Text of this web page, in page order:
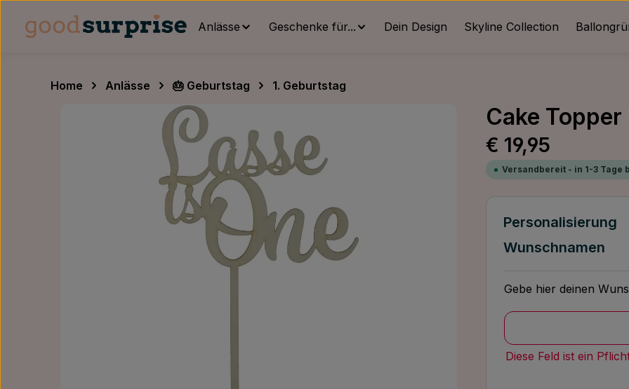
Hauptinhalt springen
Zur Hauptnavigation springen
Anlässe Geschenke für... Dein Design Skyline Collection
Home Anlässe 🎂 Geburtstag
1. Geburtstag
Cake
Regulärer Preis:
€ 19,95
Versandbereit - in 1-3 Tage
Personalisierung
Wunschnamen
Gebe hier deinen
Diese Feld ist ein